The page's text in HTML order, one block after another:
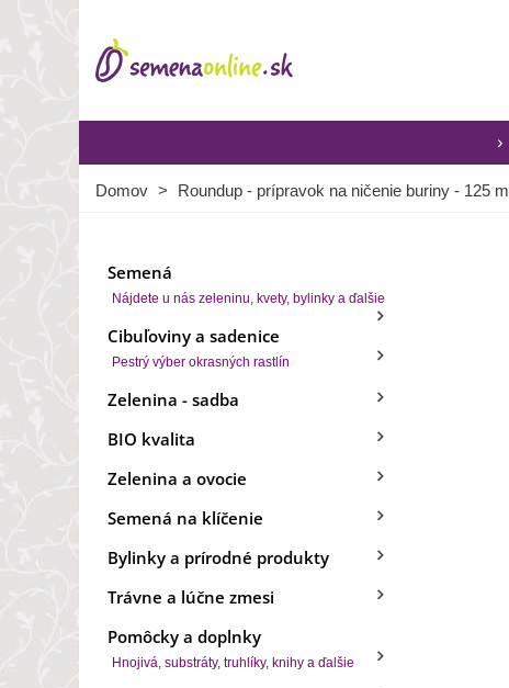
Domov > Roundup - prípravok na ničenie buriny - 125
Semená
Nájdete u nás zeleninu, kvety, bylinky a ďalšie
Cibuľoviny a sadenice
Pestrý výber okrasných rastlín
Zelenina - sadba
BIO kvalita
Zelenina a ovocie
Semená na klíčenie
Bylinky a prírodné produkty
Trávne a lúčne zmesi
Pomôcky a doplnky
Hnojivá, substráty, truhlíky, knihy a ďalšie